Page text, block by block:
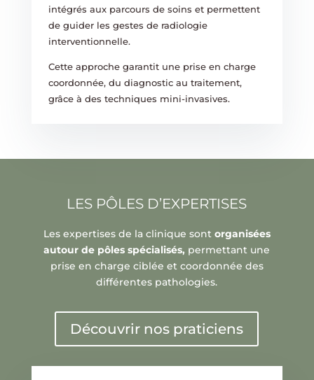
intégrés aux parcours de soins et permettent
de guider les gestes de radiologie
interventionnelle.
Cette approche garantit une prise en charge
coordonnée, du diagnostic au traitement,
grâce à des techniques mini-invasives.
LES PÔLES D’EXPERTISES
Les expertises de la clinique sont organisées
autour de pôles spécialisés, permettant une
prise en charge ciblée et coordonnée des
différentes pathologies.
Découvrir nos praticiens